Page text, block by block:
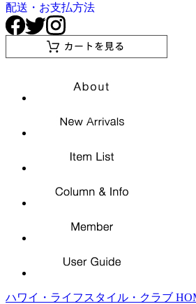
配送・お支払方法
ハワイ・ライフスタイル・クラブ